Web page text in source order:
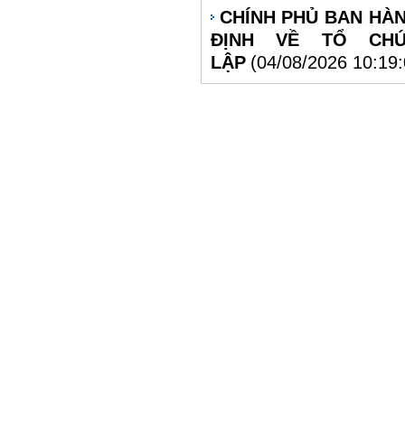
CHÍNH PHỦ BAN
ĐỊNH VỀ TỔ
LẬP (04/08/2026